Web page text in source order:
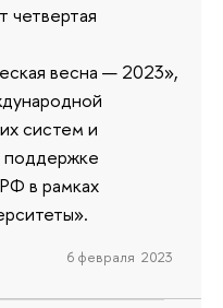
весна — 2023»,
систем и
в рамках
6 февраля 2023